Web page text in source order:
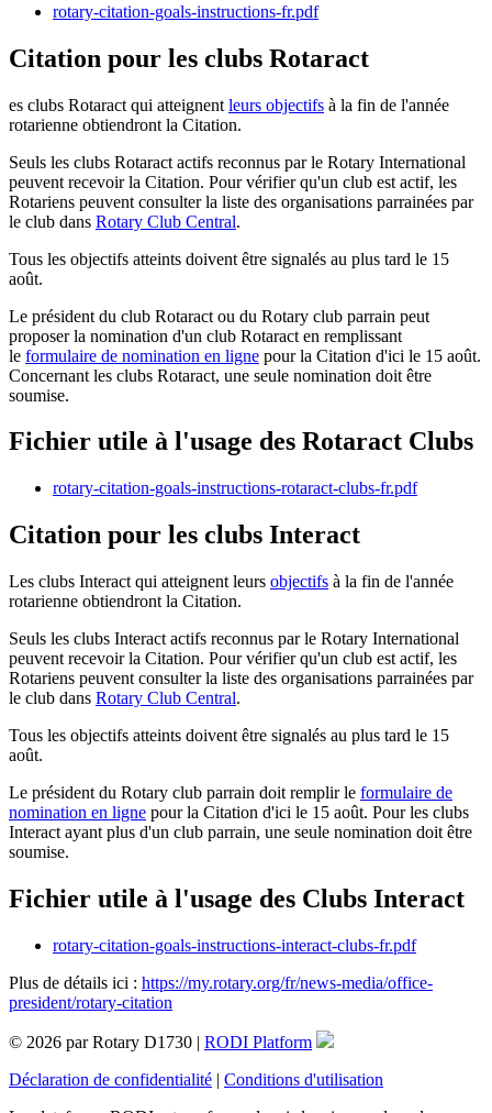
rotary-citation-goals-instructions-fr.pdf
Citation pour les clubs Rotaract
es clubs Rotaract qui atteignent leurs objectifs à la fin de l'année
rotarienne obtiendront la Citation.
Seuls les clubs Rotaract actifs reconnus par le Rotary International
peuvent recevoir la Citation. Pour vérifier qu'un club est actif, les
Rotariens peuvent consulter la liste des organisations parrainées par
le club dans Rotary Club Central.
Tous les objectifs atteints doivent être signalés au plus tard le 15
août.
Le président du club Rotaract ou du Rotary club parrain peut
proposer la nomination d'un club Rotaract en remplissant
le formulaire de nomination en ligne pour la Citation d'ici le 15 août.
Concernant les clubs Rotaract, une seule nomination doit être
soumise.
Fichier utile à l'usage des Rotaract Clubs
rotary-citation-goals-instructions-rotaract-clubs-fr.pdf
Citation pour les clubs Interact
Les clubs Interact qui atteignent leurs objectifs à la fin de l'année
rotarienne obtiendront la Citation.
Seuls les clubs Interact actifs reconnus par le Rotary International
peuvent recevoir la Citation. Pour vérifier qu'un club est actif, les
Rotariens peuvent consulter la liste des organisations parrainées par
le club dans Rotary Club Central.
Tous les objectifs atteints doivent être signalés au plus tard le 15
août.
Le président du Rotary club parrain doit remplir le formulaire de
nomination en ligne pour la Citation d'ici le 15 août. Pour les clubs
Interact ayant plus d'un club parrain, une seule nomination doit être
soumise.
Fichier utile à l'usage des Clubs Interact
rotary-citation-goals-instructions-interact-clubs-fr.pdf
Plus de détails ici : https://my.rotary.org/fr/news-media/office-
president/rotary-citation
© 2026 par Rotary D1730 | RODI Platform
Déclaration de confidentialité | Conditions d'utilisation